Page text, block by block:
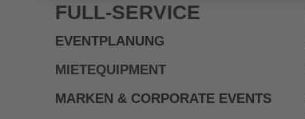
FULL-SERVICE
EVENTPLANUNG
MIETEQUIPMENT
MARKEN & CORPORATE EVENTS